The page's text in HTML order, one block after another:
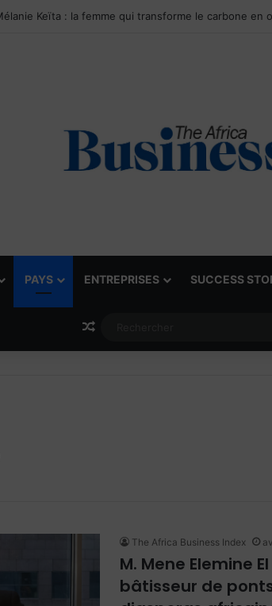
PAYS ENTREPRISES SUCCESS
The Africa Business Index
M. Mene Elemine
bâtisseur de